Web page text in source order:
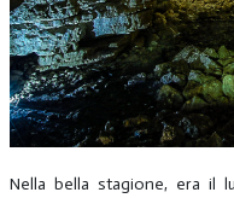
Nella bella stagione, era il